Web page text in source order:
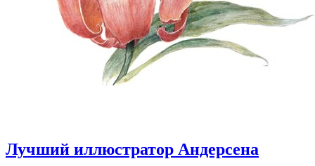
Лучший иллюстратор Андерсена